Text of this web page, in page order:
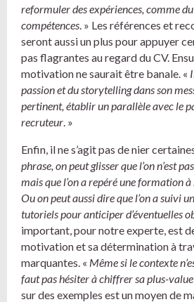
reformuler des expériences, comme
compétences . » Les références et
seront aussi un plus pour appuyer
pas flagrantes au regard du CV.
motivation ne saurait être banale. «
passion et du storytelling dans son
pertinent, établir un parallèle avec le
recruteur . »
Enfin, il ne s’agit pas de nier
phrase, on peut glisser que l’on n’est
mais que l’on a repéré une formation
Ou on peut aussi dire que l’on a suivi
tutoriels pour anticiper d’éventuelles
important, pour notre experte, est
motivation et sa détermination à
marquantes. « Même si le contexte
faut pas hésiterà chiffrer sa plus-
sur des exemples est un moyen de